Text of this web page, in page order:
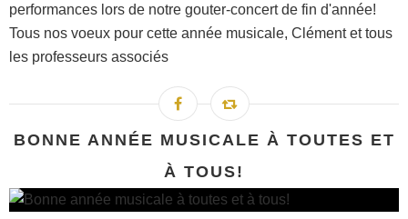
performances lors de notre gouter-concert de fin d'année!
Tous nos voeux pour cette année musicale, Clément et tous
les professeurs associés
BONNE ANNÉE MUSICALE À TOUTES ET
À TOUS!